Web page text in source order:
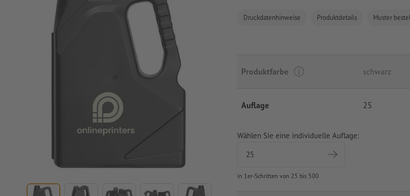
Druckdatenhinweise Produktdetails Muster
Produktfarbe schwarz
Auflage 25
Wählen Sie eine individuelle Auflage:
in 1er-Schritten von 25 bis 500